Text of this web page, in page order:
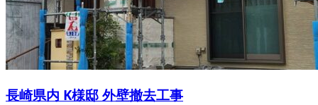
長崎県内 K様邸 外壁撤去工事